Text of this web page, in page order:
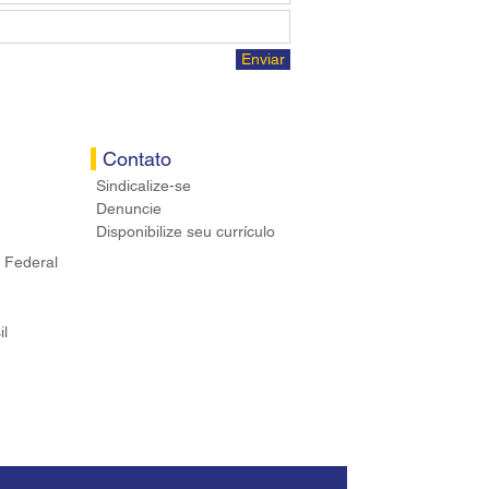
Enviar
Federal
Contato
Sindicalize-se
Denuncie
Disponibilize seu currículo